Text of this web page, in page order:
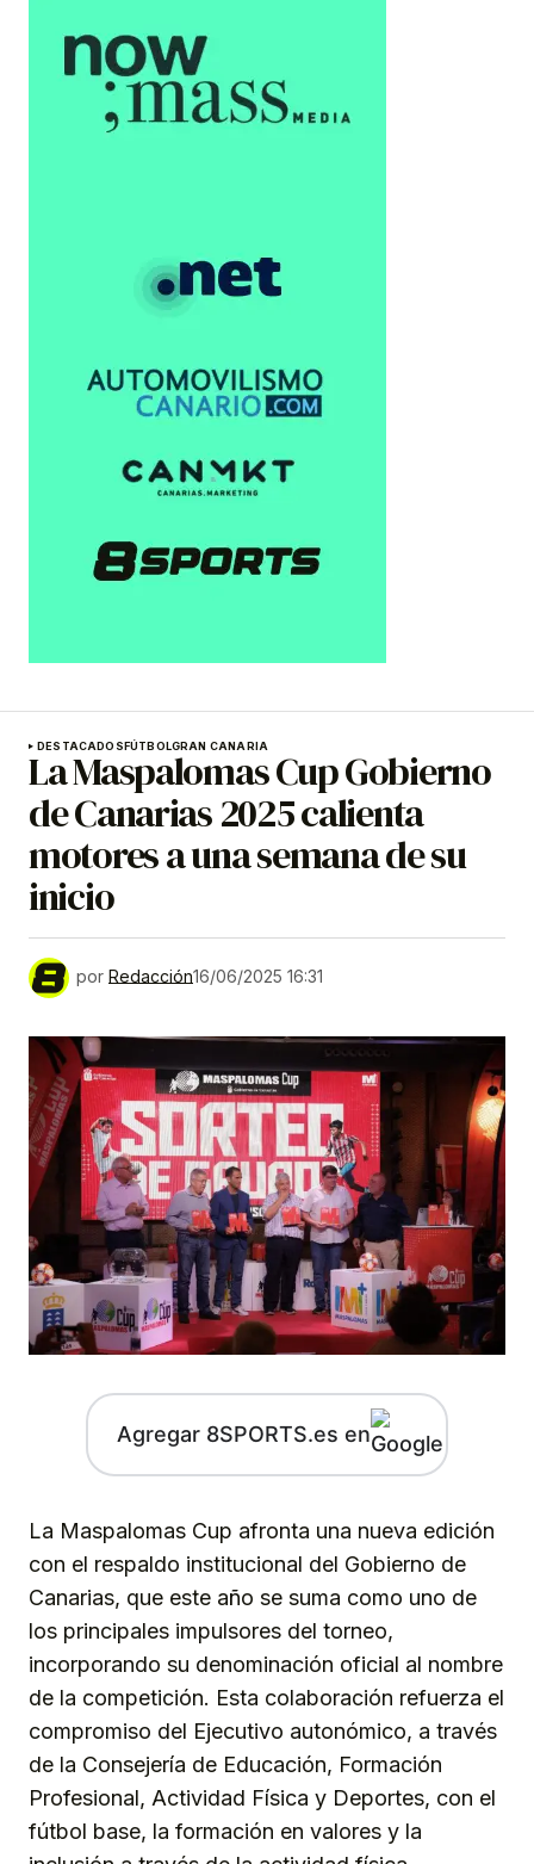
DESTACADOSFÚTBOLGRAN CANARIA
La Maspalomas Cup Gobierno
de Canarias 2025 calienta
motores a una semana de su
inicio
por Redacción16/06/2025 16:31
Agregar 8SPORTS.es en
La Maspalomas Cup afronta una nueva edición
con el respaldo institucional del Gobierno de
Canarias, que este año se suma como uno de
los principales impulsores del torneo,
incorporando su denominación oficial al nombre
de la competición. Esta colaboración refuerza el
compromiso del Ejecutivo autonómico, a través
de la Consejería de Educación, Formación
Profesional, Actividad Física y Deportes, con el
fútbol base, la formación en valores y la